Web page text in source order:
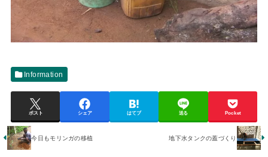
Information
ポスト シェア はてブ 送る Pocket
今日もモリンガの移植 地下水タンクの蓋づくり